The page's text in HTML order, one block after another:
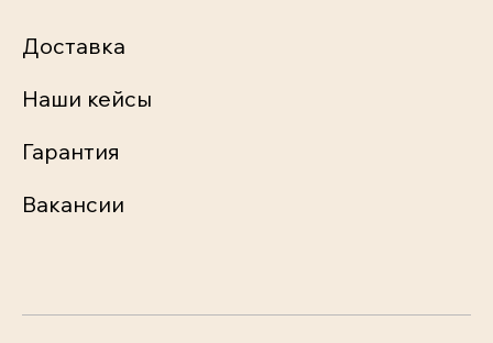
Доставка
Наши кейсы
Гарантия
Вакансии